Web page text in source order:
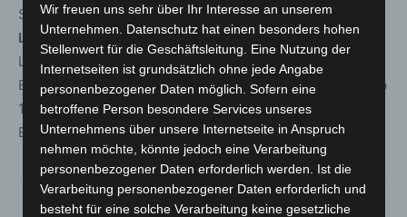
Sonntag, den 5. Oktober, mit demRenntag der
Landwirtschaft. Neben acht Rennen, darunter ein
Listenrennen über 2.000 Meter für Stuten, erwartet die
Besucher ein Bauernmarkt. Tickets sind bereits online ab
12 Euro erhältlich. Kinder bis 12 Jahre haben freien
Eintritt.
Wir freuen uns sehr über Ihr Interesse an unserem
Unternehmen. Datenschutz hat einen besonders hohen
Stellenwert für die Geschäftsleitung. Eine Nutzung der
Internetseiten ist grundsätzlich ohne jede Angabe
personenbezogener Daten möglich. Sofern eine
betroffene Person besondere Services unseres
Unternehmens über unsere Internetseite in Anspruch
nehmen möchte, könnte jedoch eine Verarbeitung
personenbezogener Daten erforderlich werden. Ist die
Verarbeitung personenbezogener Daten erforderlich und
besteht für eine solche Verarbeitung keine gesetzliche